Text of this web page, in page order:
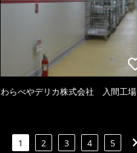
わらべやデリカ株式会社 入間工場
1 2 3 4 5